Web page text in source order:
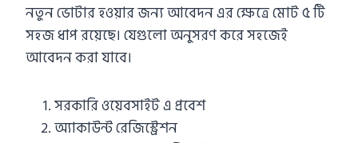
নতুন ভোটার হওয়ার জন্য আবেদন এর ক্ষেত্রে মোট ৫ টি
সহজ ধাপ রয়েছে। যেগুলো অনুসরণ করে সহজেই
আবেদন করা যাবে।
সরকারি ওয়েবসাইট এ প্রবেশ
অ্যাকাউন্ট রেজিস্ট্রেশন